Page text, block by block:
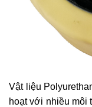
Vật liệu
hoạt với nhiều môi